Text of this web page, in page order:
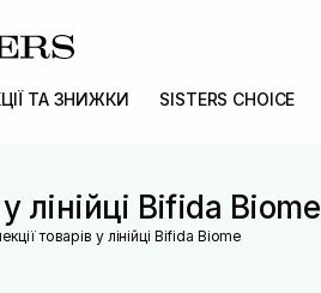
ТА ЗНИЖКИ SISTERS CHOICE
лінійці Bifida Biome
товарів у лінійці Bifida Biome